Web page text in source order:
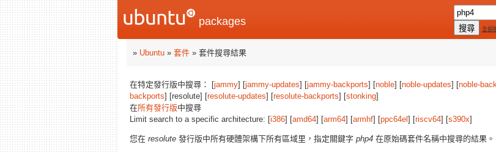
packages
全部
» Ubuntu » 套件 » 套件搜尋結果
在特定發行版中搜尋： [jammy] [jammy-updates] [jammy-backports] [noble] [noble-updates] [noble-
backports] [resolute] [resolute-updates] [resolute-backports] [stonking]
在所有發行版中搜尋
Limit search to a specific architecture: [i386] [amd64] [arm64] [armhf] [ppc64el ] [riscv64] [s390x]
您在 resolute 發行版中所有硬體架構下所有區域里，指定關鍵字 php4 在原始碼套件名稱中搜尋的結果。